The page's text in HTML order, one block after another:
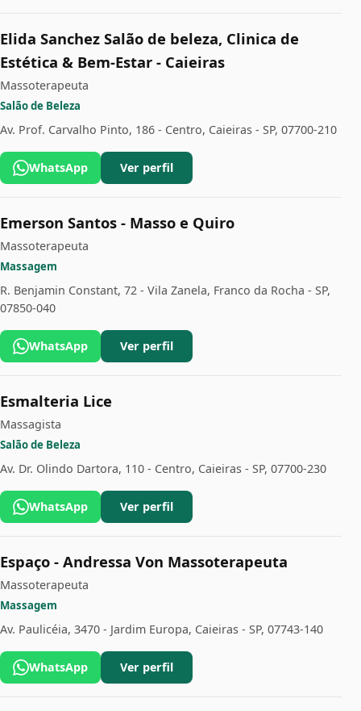
Elida Sanchez Salão de beleza, Clinica de
Estética & Bem-Estar - Caieiras
Massoterapeuta
Salão de Beleza
Av. Prof. Carvalho Pinto, 186 - Centro, Caieiras - SP, 07700-210
WhatsApp Ver perfil
Emerson Santos - Masso e Quiro
Massoterapeuta
Massagem
R. Benjamin Constant, 72 - Vila Zanela, Franco da Rocha - SP,
07850-040
WhatsApp Ver perfil
Esmalteria Lice
Massagista
Salão de Beleza
Av. Dr. Olindo Dartora, 110 - Centro, Caieiras - SP, 07700-230
WhatsApp Ver perfil
Espaço - Andressa Von Massoterapeuta
Massoterapeuta
Massagem
Av. Paulicéia, 3470 - Jardim Europa, Caieiras - SP, 07743-140
WhatsApp Ver perfil